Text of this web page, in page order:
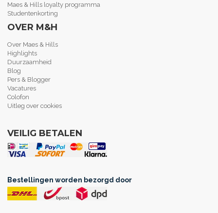
Maes & Hills loyalty programma
Studentenkorting
OVER M&H
Over Maes & Hills
Highlights
Duurzaamheid
Blog
Pers & Blogger
Vacatures
Colofon
Uitleg over cookies
VEILIG BETALEN
Bestellingen worden bezorgd door